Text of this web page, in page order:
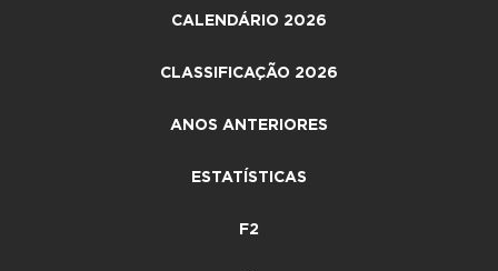
CALENDÁRIO 2026
CLASSIFICAÇÃO 2026
ANOS ANTERIORES
ESTATÍSTICAS
F2